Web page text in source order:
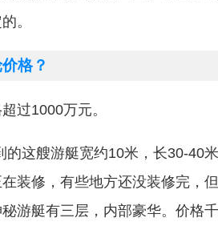
。
格？
过1000万元。
的这艘游艇宽约10米，长30-40
装修，有些地方还没装修完，
游艇有三层，内部豪华。价格